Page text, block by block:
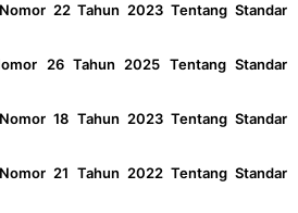
22 Tahun 2023 Tentang Standar
26 Tahun 2025 Tentang Standar
18 Tahun 2023 Tentang Standar
21 Tahun 2022 Tentang Standar